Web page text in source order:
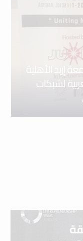
الأهلية
العربية لشبكات